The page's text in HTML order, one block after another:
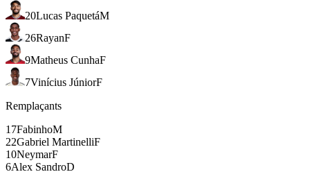
20Lucas PaquetáM
26RayanF
9Matheus CunhaF
7Vinícius JúniorF
Remplaçants
17FabinhoM
22Gabriel MartinelliF
10NeymarF
6Alex SandroD